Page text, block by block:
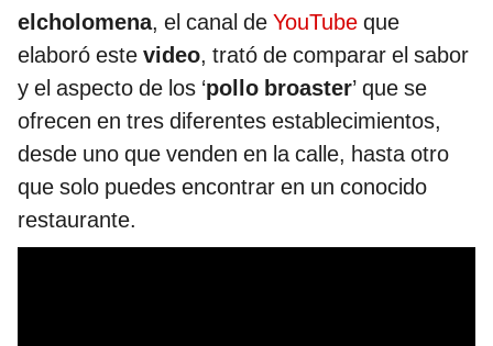
elcholomena, el canal de YouTube que
elaboró este video, trató de comparar el sabor
y el aspecto de los ‘pollo broaster’ que se
ofrecen en tres diferentes establecimientos,
desde uno que venden en la calle, hasta otro
que solo puedes encontrar en un conocido
restaurante.